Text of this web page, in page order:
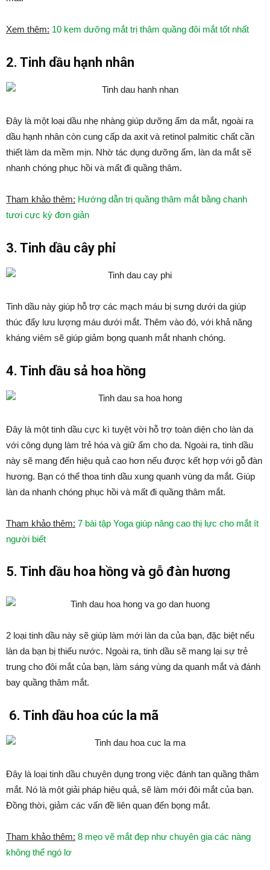
Xem thêm: 10 kem dưỡng mắt trị thâm quầng đôi mắt tốt nhất
2. Tinh dầu hạnh nhân
Đây là một loại dầu nhẹ nhàng giúp dưỡng ẩm da mắt, ngoài ra
dầu hạnh nhân còn cung cấp da axit và retinol palmitic chất cần
thiết làm da mềm mịn. Nhờ tác dụng dưỡng ẩm, làn da mắt sẽ
nhanh chóng phục hồi và mất đi quầng thâm.
Tham khảo thêm: Hướng dẫn trị quầng thâm mắt bằng chanh
tươi cực kỳ đơn giản
3. Tinh dầu cây phỉ
Tinh dầu này giúp hỗ trợ các mạch máu bị sưng dưới da giúp
thúc đẩy lưu lượng máu dưới mắt. Thêm vào đó, với khả năng
kháng viêm sẽ giúp giảm bọng quanh mắt nhanh chóng.
4. Tinh dầu sả hoa hồng
Đây là một tinh dầu cực kì tuyệt vời hỗ trợ toàn diện cho làn da
với công dụng làm trẻ hóa và giữ ẩm cho da. Ngoài ra, tinh dầu
này sẽ mang đến hiệu quả cao hơn nếu được kết hợp với gỗ đàn
hương. Bạn có thể thoa tinh dầu xung quanh vùng da mắt. Giúp
làn da nhanh chóng phục hồi và mất đi quầng thâm mắt.
Tham khảo thêm: 7 bài tập Yoga giúp nâng cao thị lực cho mắt ít
người biết
5. Tinh dầu hoa hồng và gỗ đàn hương
2 loại tinh dầu này sẽ giúp làm mới làn da của bạn, đặc biệt nếu
làn da bạn bị thiếu nước. Ngoài ra, tinh dầu sẽ mang lại sự trẻ
trung cho đôi mắt của bạn, làm sáng vùng da quanh mắt và đánh
bay quầng thâm mắt.
6. Tinh dầu hoa cúc la mã
Đây là loại tinh dầu chuyên dụng trong việc đánh tan quầng thâm
mắt. Nó là một giải pháp hiệu quả, sẽ làm mới đôi mắt của bạn.
Đồng thời, giảm các vấn đề liên quan đến bọng mắt.
Tham khảo thêm: 8 mẹo vẽ mắt đẹp như chuyên gia các nàng
không thể ngó lơ